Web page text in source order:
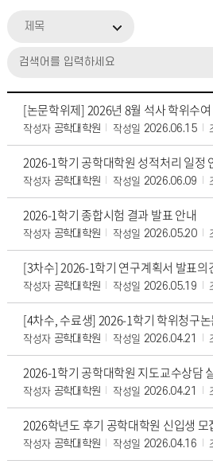
제목
[논문학위제] 2026년 8월 석사 학위수
작성자 공학대학원 작성일 2026.06.15
2026-1학기 공학대학원 성적처리 일정
작성자 공학대학원 작성일 2026.06.09
2026-1학기 종합시험 결과 발표 안내
작성자 공학대학원 작성일 2026.05.20
[3차수] 2026-1학기 연구계획서 발표의
작성자 공학대학원 작성일 2026.05.19
작성자 공학대학원 작성일 2026.04.21
2026-1학기 공학대학원 지도교수상담
작성자 공학대학원 작성일 2026.04.21
2026학년도 후기 공학대학원 신입생 모
작성자 공학대학원 작성일 2026.04.16